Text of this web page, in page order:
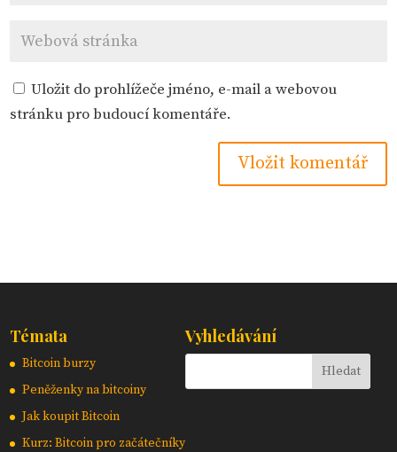
Uložit do prohlížeče jméno, e-mail a webovou
stránku pro budoucí komentáře.
Témata
Bitcoin burzy
Peněženky na bitcoiny
Jak koupit Bitcoin
Kurz: Bitcoin pro začátečníky
Vyhledávání